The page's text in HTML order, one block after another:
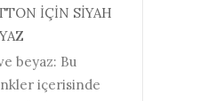
İÇİN SİYAH
beyaz: Bu
içerisinde